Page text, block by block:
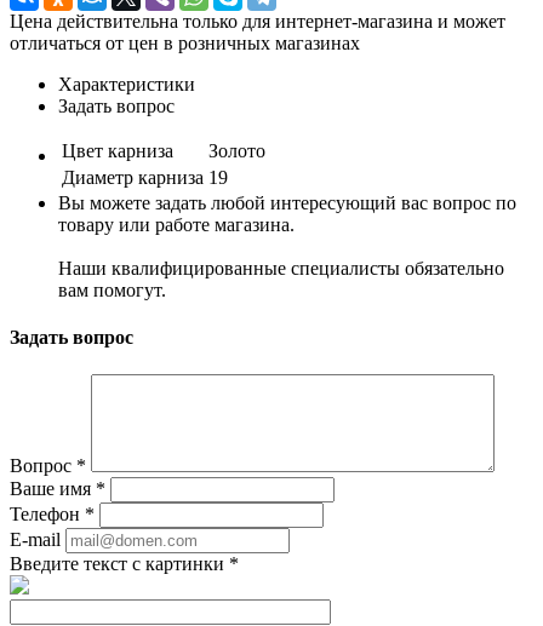
Цена действительна только для интернет-магазина и может
отличаться от цен в розничных магазинах
Характеристики
Задать вопрос
Цвет карниза
Золото
Диаметр карниза 19
Вы можете задать любой интересующий вас вопрос по
товару или работе магазина.
Наши квалифицированные специалисты обязательно
вам помогут.
Задать вопрос
Вопрос *
Ваше имя *
Телефон *
E-mail
Введите текст с картинки *